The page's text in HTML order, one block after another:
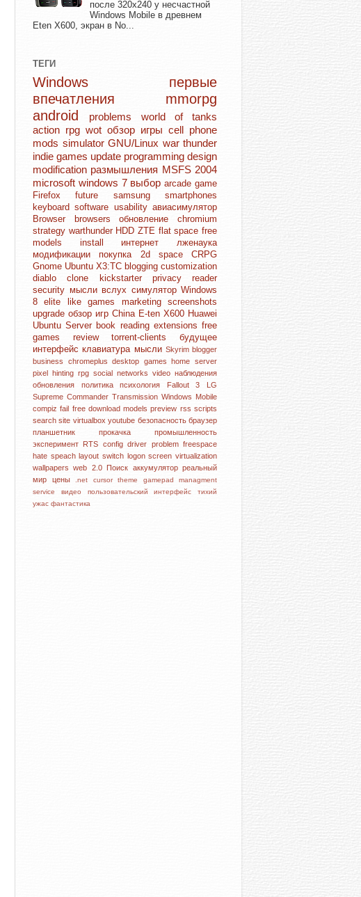
после 320х240 у несчастной
Windows Mobile в древнем
Eten X600, экран в No...
ТЕГИ
Windows первые
впечатления mmorpg
android
problems world of tanks
action rpg wot обзор игры cell phone
mods simulator GNU/Linux war thunder
indie games update programming design
modification размышления MSFS 2004
microsoft windows 7 выборarcade game
Firefoxfuture samsungsmartphones
keyboardsoftware usabilityавиасимулятор
Browser
browsersобновлениеchromium
strategy warthunder HDDZTE flat spacefree
models installинтернет лженаука
модификациипокупка 2d space CRPG
Gnome Ubuntu X3:TC blogging customization
diablo clone
kickstarter privacy reader
security мысли вслух симулятор Windows
8elite like games marketingscreenshots
upgrade обзор игр China E-ten X600 Huawei
Ubuntu Server book reading extensionsfree
games reviewtorrent-clientsбудущее
интерфейсклавиатура мысли Skyrim blogger
business chromeplusdesktop gameshome server
pixel hinting rpg social networks video наблюдения
обновления политикапсихология Fallout 3 LG
Supreme Commander Transmission Windows Mobile
compizfail free downloadmodelspreview rssscripts
searchsite virtualboxyoutube безопасностьбраузер
планшетник прокачка промышленность
эксперимент RTS configdriver problemfreespace
hate speachlayout switch logon screenvirtualization
wallpapersweb 2.0Поиск аккумуляторреальный
мир цены .net cursor theme gamepad managment
service видео пользовательский интерфейс тихий
ужас фантастика